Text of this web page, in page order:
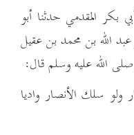
بكر المقدمي حدثنا أبو
الله بن محمد بن عقيل
الله عليه وسلم قال:
ولو سلك الأنصار واديا